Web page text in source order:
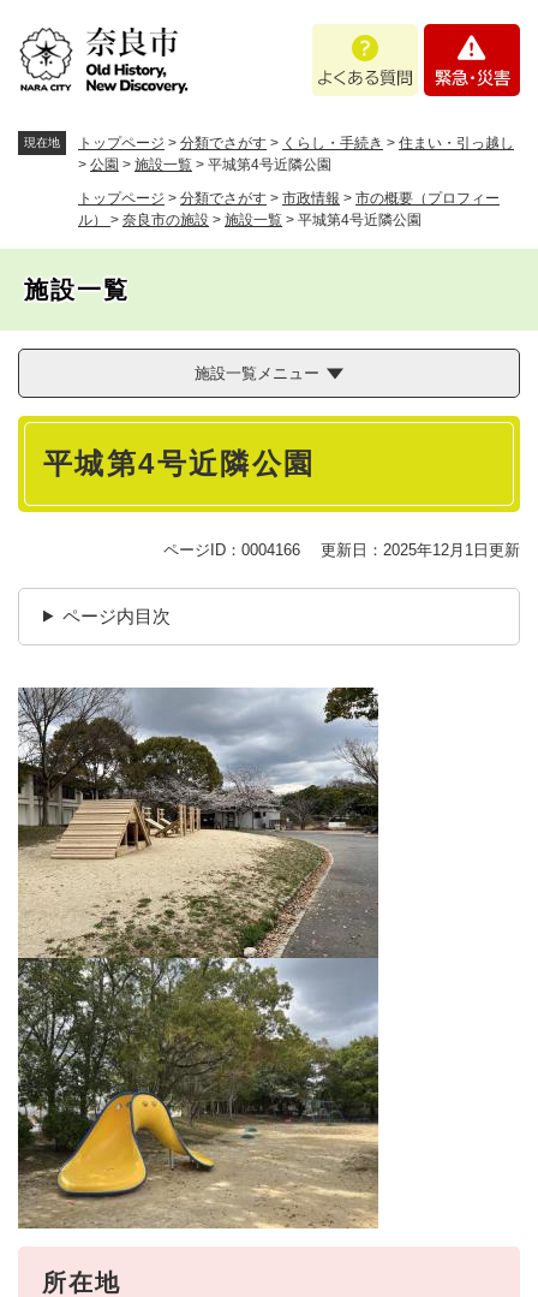
あ
問
・
現在地 トップページ > 分類でさがす > くらし・手続き > 住まい・引っ越し
> 公園 > 施設一覧 > 平城第4号近隣公園
トップページ > 分類でさがす > 市政情報 > 市の概要（プロフィー
ル） > 奈良市の施設 > 施設一覧 > 平城第4号近隣公園
施設一覧
施設一覧メニュー
本
平城第4号近隣公園
ページID：0004166 更新日：2025年12月1日更新
ページ内目次
所在地